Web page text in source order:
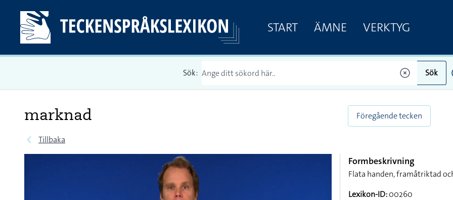
START ÄMNE VERKTYG
Sök: Sök
marknad
Tillbaka
Föregående tecken
Formbeskrivning
Flata handen, framåtriktad
Lexikon-ID:00260